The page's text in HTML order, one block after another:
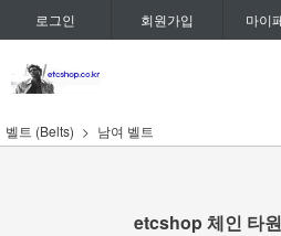
로그인 회원가입 마이
벨트 (Belts) 남여 벨트
etcshop 체인 타